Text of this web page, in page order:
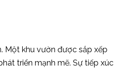
Một khu vườn được sắp xếp
triển mạnh mẽ. Sự tiếp xúc